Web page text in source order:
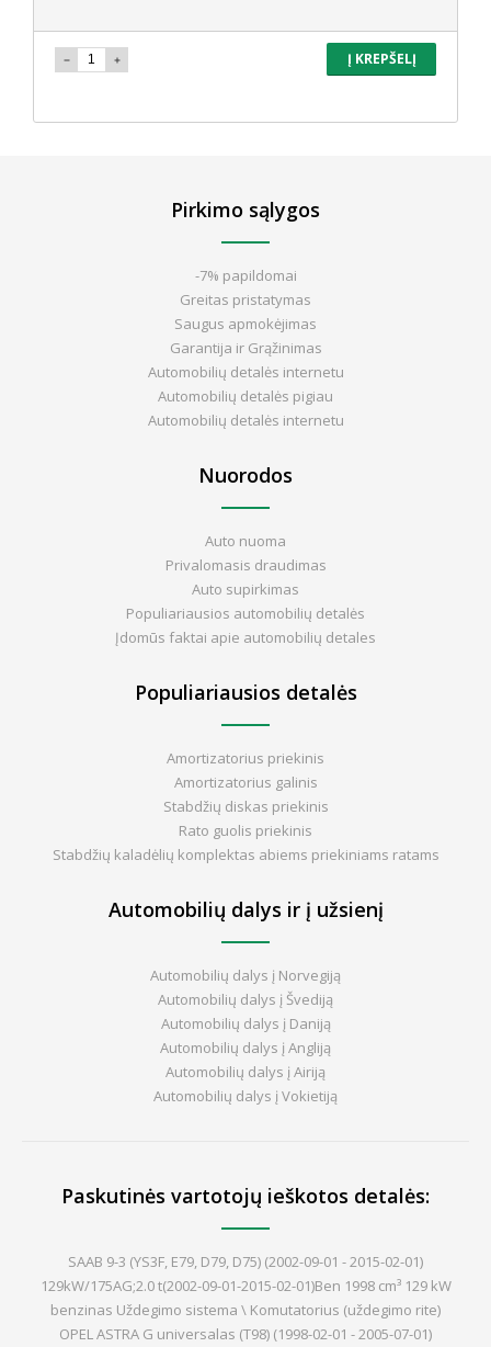
Į KREPŠELĮ
Pirkimo sąlygos
-7% papildomai
Greitas pristatymas
Saugus apmokėjimas
Garantija ir Grąžinimas
Automobilių detalės internetu
Automobilių detalės pigiau
Automobilių detalės internetu
Nuorodos
Auto nuoma
Privalomasis draudimas
Auto supirkimas
Populiariausios automobilių detalės
Įdomūs faktai apie automobilių detales
Populiariausios detalės
Amortizatorius priekinis
Amortizatorius galinis
Stabdžių diskas priekinis
Rato guolis priekinis
Stabdžių kaladėlių komplektas abiems priekiniams ratams
Automobilių dalys ir į užsienį
Automobilių dalys į Norvegiją
Automobilių dalys į Švediją
Automobilių dalys į Daniją
Automobilių dalys į Angliją
Automobilių dalys į Airiją
Automobilių dalys į Vokietiją
Paskutinės vartotojų ieškotos detalės:
SAAB 9-3 (YS3F, E79, D79, D75) (2002-09-01 - 2015-02-01)
129kW/175AG;2.0 t(2002-09-01-2015-02-01)Ben 1998 cm³ 129 kW
benzinas Uždegimo sistema \ Komutatorius (uždegimo rite)
OPEL ASTRA G universalas (T98) (1998-02-01 - 2005-07-01)